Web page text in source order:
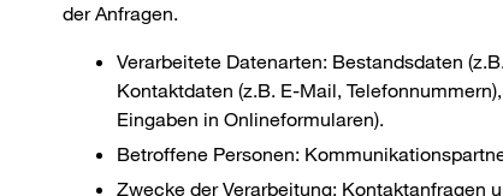
der Anfragen.
Verarbeitete Datenarten: Bestandsdaten
Kontaktdaten (z.B. E-Mail,
Eingaben in Onlineformularen).
Betroffene Personen:
Zwecke der Verarbeitung: Kontaktanfragen